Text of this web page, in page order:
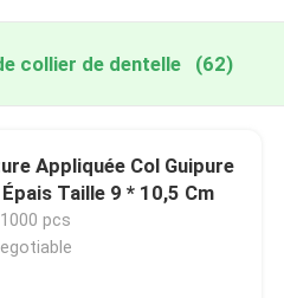
collier de dentelle (62)
Appliquée Col Guipure
Taille 9 * 10,5 Cm
pcs